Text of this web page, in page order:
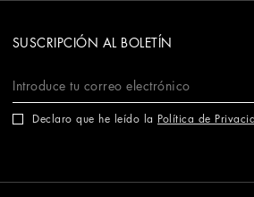
SUSCRIPCIÓN AL BOLETÍN
Declaro que he leído la Política de